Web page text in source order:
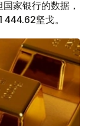
家银行的数据，
坚戈。